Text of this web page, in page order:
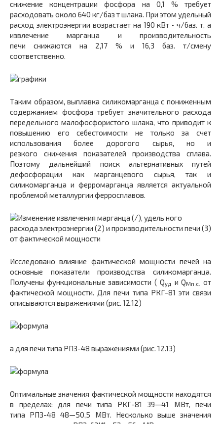
снижение концентрации фосфора на 0,1 % требует
расходовать около 640 кг/баз т шлака. При этом удельный
расход электроэнергии возрастает на 190 кВт • ч/баз. т, а
извлечение марганца и производительность
печи снижаются на 2,17 % и 16,3 баз. т/смену
соответственно.
Таким образом, выплавка силикомарганца с пониженным
содержанием фосфора требует значительного расхода
передельного малофосфористого шлака, что приводит к
повышению его себестоимости не только за счет
использования более дорогого сырья, но и
резкого снижения показателей производства сплава.
Поэтому дальнейший поиск альтернативных путей
дефосфорации как марганцевого сырья, так и
силикомарганца и ферромарганца является актуальной
проблемой металлургии ферросплавов.
Исследовано влияние фактической мощности печей на
основные показатели производства силикомарганца.
Получены функциональные зависимости ( Qуд и QMn.c.
от
фактической мощности. Для печи типа РКГ-81 эти связи
описываются выражениями (рис. 12.12)
а для печи типа РПЗ-48 выражениями (рис. 12.13)
Оптимальные значения фактической мощности находятся
в пределах: для печи типа РКГ-81 39—41 МВт, печи
типа РПЗ-48 48—50,5 МВт. Несколько выше значения